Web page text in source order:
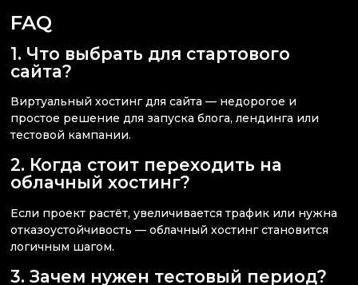
FAQ
1. Что выбрать для стартового
сайта?
Виртуальный хостинг для сайта — недорогое и
простое решение для запуска блога, лендинга или
тестовой кампании.
2. Когда стоит переходить на
облачный хостинг?
Если проект растёт, увеличивается трафик или нужна
отказоустойчивость — облачный хостинг становится
логичным шагом.
3. Зачем нужен тестовый период?